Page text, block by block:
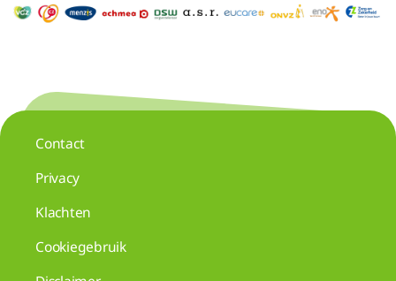
Contact
Privacy
Klachten
Cookiegebruik